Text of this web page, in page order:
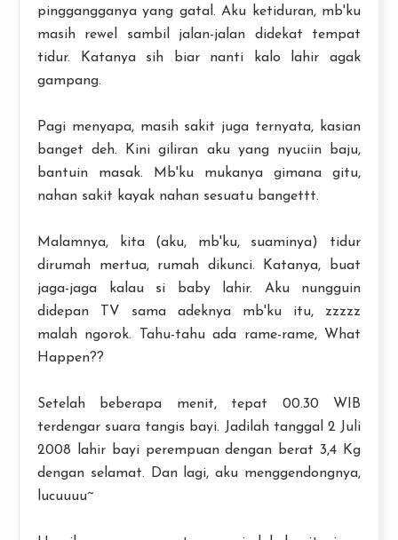
pinggangganya yang gatal. Aku ketiduran, mb'ku
masih rewel sambil jalan-jalan didekat tempat
tidur. Katanya sih biar nanti kalo lahir agak
gampang.
Pagi menyapa, masih sakit juga ternyata, kasian
banget deh. Kini giliran aku yang nyuciin baju,
bantuin masak. Mb'ku mukanya gimana gitu,
nahan sakit kayak nahan sesuatu bangettt.
Malamnya, kita (aku, mb'ku, suaminya) tidur
dirumah mertua, rumah dikunci. Katanya, buat
jaga-jaga kalau si baby lahir. Aku nungguin
didepan TV sama adeknya mb'ku itu, zzzzz
malah ngorok. Tahu-tahu ada rame-rame, What
Happen??
Setelah beberapa menit, tepat 00.30 WIB
terdengar suara tangis bayi. Jadilah tanggal 2 Juli
2008 lahir bayi perempuan dengan berat 3,4 Kg
dengan selamat. Dan lagi, aku menggendongnya,
lucuuuu~